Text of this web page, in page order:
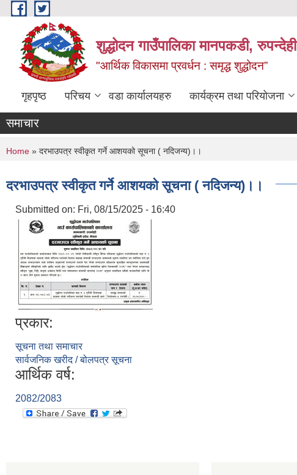
Skip to main content
शुद्धोदन गाउँपालिका मानपकडी, रुपन्देही
"आर्थिक विकासमा प्रवर्धन : समृद्ध शुद्धोदन”
गृहपृष्ठ परिचय वडा कार्यालयहरु कार्यक्रम तथा परियोजना
समाचार
You are here
Home » दरभाउपत्र स्वीकृत गर्ने आशयको सूचना ( नदिजन्य)।।
दरभाउपत्र स्वीकृत गर्ने आशयको सूचना ( नदिजन्य)।।
Submitted on: Fri, 08/15/2025 - 16:40
प्रकार:
सूचना तथा समाचार
सार्वजनिक खरीद / बोलपत्र सूचना
आर्थिक वर्ष:
2082/2083